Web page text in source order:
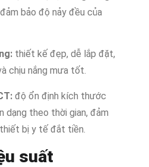
bảo độ nảy đều của
thiết kế đẹp, dễ lắp đặt,
chịu nắng mưa tốt.
độ ổn định kích thước
dạng theo thời gian, đảm
bị y tế đắt tiền.
suất